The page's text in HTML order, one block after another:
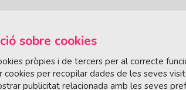
sobre cookies
pròpies i de tercers per al correcte
cookies per recopilar dades de les seves
publicitat relacionada amb les seves